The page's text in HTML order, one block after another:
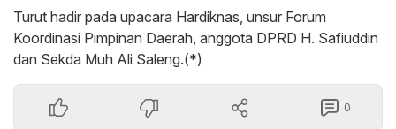
Turut hadir pada upacara Hardiknas, unsur Forum
Koordinasi Pimpinan Daerah, anggota DPRD H. Safiuddin
dan Sekda Muh Ali Saleng.(*)
0